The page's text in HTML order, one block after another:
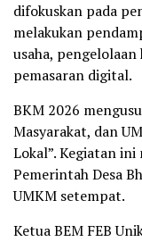
difokuskan pada
melakukan
usaha,
pemasaran digital.
BKM 2026
Masyarakat, dan
Lokal”. Kegiatan
Pemerintah Desa
UMKM setempat.
Ketua BEM FEB